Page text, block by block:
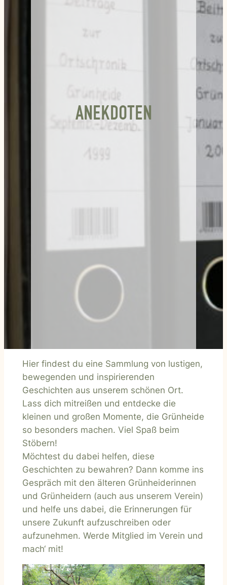
ANEKDOTEN
Hier findest du eine Sammlung von lustigen,
bewegenden und inspirierenden
Geschichten aus unserem schönen Ort.
Lass dich mitreißen und entdecke die
kleinen und großen Momente, die Grünheide
so besonders machen. Viel Spaß beim
Stöbern!
Möchtest du dabei helfen, diese
Geschichten zu bewahren? Dann komme ins
Gespräch mit den älteren Grünheiderinnen
und Grünheidern (auch aus unserem Verein)
und helfe uns dabei, die Erinnerungen für
unsere Zukunft aufzuschreiben oder
aufzunehmen. Werde Mitglied im Verein und
mach‘ mit!